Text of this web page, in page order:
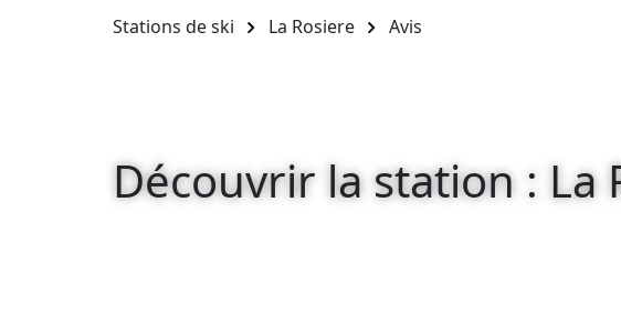
Stations de ski La Rosiere Avis
Découvrir la station : La